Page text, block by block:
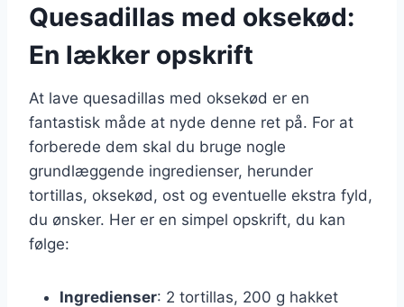
Quesadillas med oksekød:
En lækker opskrift
At lave quesadillas med oksekød er en
fantastisk måde at nyde denne ret på. For at
forberede dem skal du bruge nogle
grundlæggende ingredienser, herunder
tortillas, oksekød, ost og eventuelle ekstra fyld,
du ønsker. Her er en simpel opskrift, du kan
følge:
Ingredienser: 2 tortillas, 200 g hakket